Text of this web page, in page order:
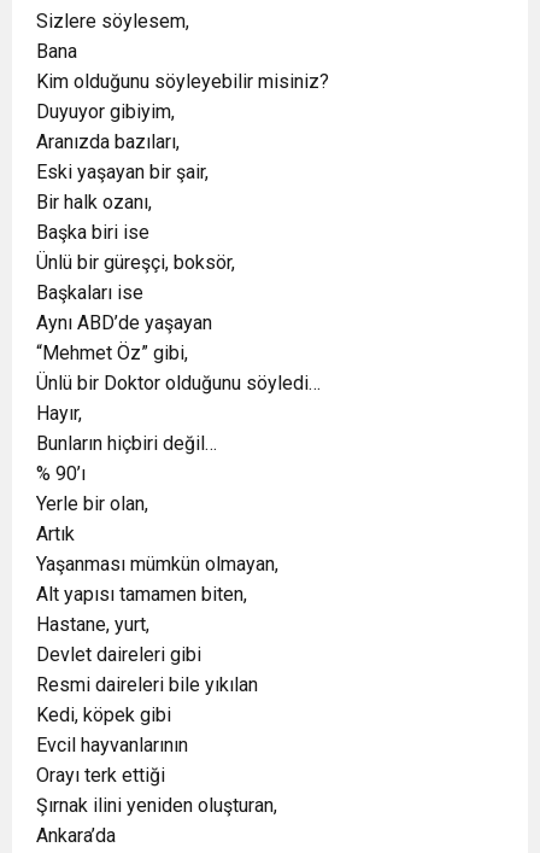
Sizlere söylesem,
Bana
Kim olduğunu söyleyebilir misiniz?
Duyuyor gibiyim,
Aranızda bazıları,
Eski yaşayan bir şair,
Bir halk ozanı,
Başka biri ise
Ünlü bir güreşçi, boksör,
Başkaları ise
Aynı ABD’de yaşayan
“Mehmet Öz” gibi,
Ünlü bir Doktor olduğunu söyledi…
Hayır,
Bunların hiçbiri değil…
% 90’ı
Yerle bir olan,
Artık
Yaşanması mümkün olmayan,
Alt yapısı tamamen biten,
Hastane, yurt,
Devlet daireleri gibi
Resmi daireleri bile yıkılan
Kedi, köpek gibi
Evcil hayvanlarının
Orayı terk ettiği
Şırnak ilini yeniden oluşturan,
Ankara’da